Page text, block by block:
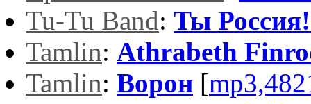
Tu-Tu Band: Ты
Tamlin: Athrabeth
Tamlin: Ворон [